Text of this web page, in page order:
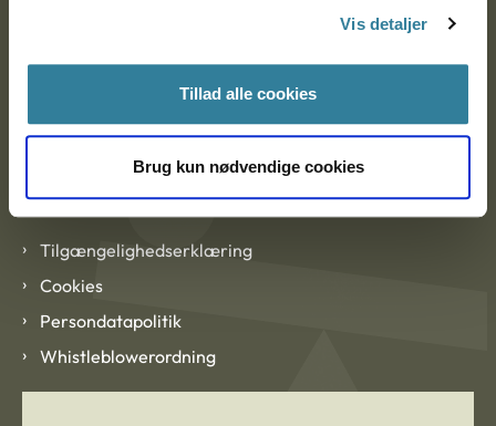
Vis detaljer
Tillad alle cookies
Brug kun nødvendige cookies
Om Ankestyrelsen
Blanketter og kontaktformularer
Links
Tilgængelighedserklæring
Cookies
Persondatapolitik
Whistleblowerordning